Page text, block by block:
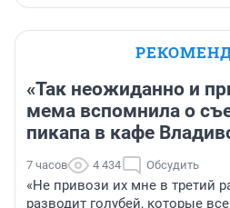
«Так неожиданно и
мема вспомнила о
пикапа в кафе
7 часов 4 434 Обсудить
«Не привози их мне в третий
разводит голубей, которые